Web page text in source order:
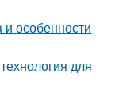
особенности
для